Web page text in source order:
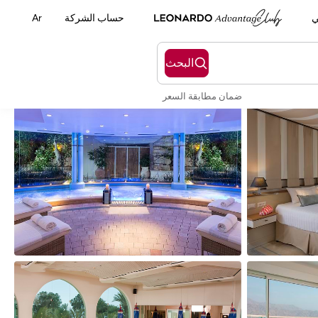
حساب الشركة Ar
البحث
ضمان مطابقة السعر